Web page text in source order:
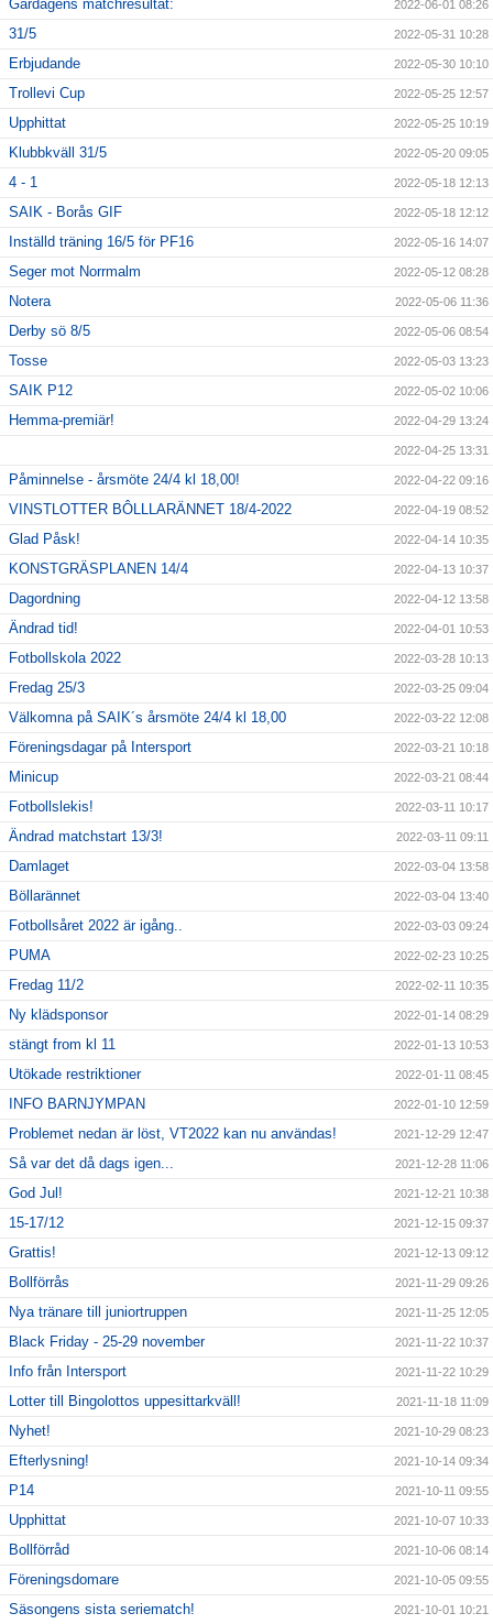
Gårdagens matchresultat: 2022-06-01 08:26
31/5 2022-05-31 10:28
Erbjudande 2022-05-30 10:10
Trollevi Cup 2022-05-25 12:57
Upphittat 2022-05-25 10:19
Klubbkväll 31/5 2022-05-20 09:05
4 - 1 2022-05-18 12:13
SAIK - Borås GIF 2022-05-18 12:12
Inställd träning 16/5 för PF16 2022-05-16 14:07
Seger mot Norrmalm 2022-05-12 08:28
Notera 2022-05-06 11:36
Derby sö 8/5 2022-05-06 08:54
Tosse 2022-05-03 13:23
SAIK P12 2022-05-02 10:06
Hemma-premiär! 2022-04-29 13:24
2022-04-25 13:31
Påminnelse - årsmöte 24/4 kl 18,00! 2022-04-22 09:16
VINSTLOTTER BÔLLLARÄNNET 18/4-2022 2022-04-19 08:52
Glad Påsk! 2022-04-14 10:35
KONSTGRÄSPLANEN 14/4 2022-04-13 10:37
Dagordning 2022-04-12 13:58
Ändrad tid! 2022-04-01 10:53
Fotbollskola 2022 2022-03-28 10:13
Fredag 25/3 2022-03-25 09:04
Välkomna på SAIK´s årsmöte 24/4 kl 18,00 2022-03-22 12:08
Föreningsdagar på Intersport 2022-03-21 10:18
Minicup 2022-03-21 08:44
Fotbollslekis! 2022-03-11 10:17
Ändrad matchstart 13/3! 2022-03-11 09:11
Damlaget 2022-03-04 13:58
Böllarännet 2022-03-04 13:40
Fotbollsåret 2022 är igång.. 2022-03-03 09:24
PUMA 2022-02-23 10:25
Fredag 11/2 2022-02-11 10:35
Ny klädsponsor 2022-01-14 08:29
stängt from kl 11 2022-01-13 10:53
Utökade restriktioner 2022-01-11 08:45
INFO BARNJYMPAN 2022-01-10 12:59
Problemet nedan är löst, VT2022 kan nu användas! 2021-12-29 12:47
Så var det då dags igen... 2021-12-28 11:06
God Jul! 2021-12-21 10:38
15-17/12 2021-12-15 09:37
Grattis! 2021-12-13 09:12
Bollförrås 2021-11-29 09:26
Nya tränare till juniortruppen 2021-11-25 12:05
Black Friday - 25-29 november 2021-11-22 10:37
Info från Intersport 2021-11-22 10:29
Lotter till Bingolottos uppesittarkväll! 2021-11-18 11:09
Nyhet! 2021-10-29 08:23
Efterlysning! 2021-10-14 09:34
P14 2021-10-11 09:55
Upphittat 2021-10-07 10:33
Bollförråd 2021-10-06 08:14
Föreningsdomare 2021-10-05 09:55
Säsongens sista seriematch! 2021-10-01 10:21